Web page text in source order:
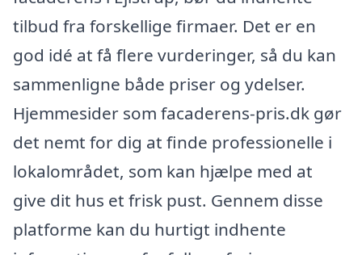
tilbud fra forskellige firmaer. Det er en
god idé at få flere vurderinger, så du kan
sammenligne både priser og ydelser.
Hjemmesider som facaderens-pris.dk gør
det nemt for dig at finde professionelle i
lokalområdet, som kan hjælpe med at
give dit hus et frisk pust. Gennem disse
platforme kan du hurtigt indhente